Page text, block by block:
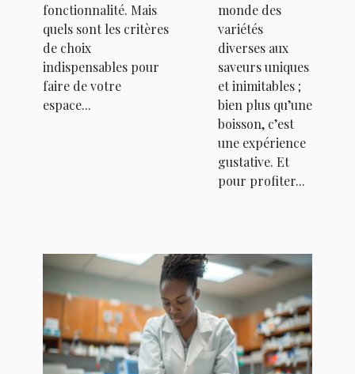
fonctionnalité. Mais
quels sont les critères
de choix
indispensables pour
faire de votre
espace...
monde des
variétés
diverses aux
saveurs uniques
et inimitables ;
bien plus qu’une
boisson, c’est
une expérience
gustative. Et
pour profiter...